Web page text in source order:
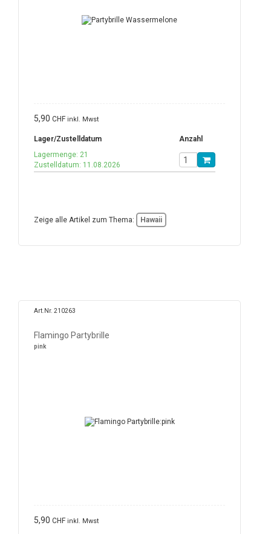
5,90 CHF inkl. Mwst
Lager/Zustelldatum
Anzahl
Lagermenge: 21
Zustelldatum: 11.08.2026
Zeige alle Artikel zum Thema: Hawaii
Art.Nr. 210263
Flamingo Partybrille
pink
5,90 CHF inkl. Mwst